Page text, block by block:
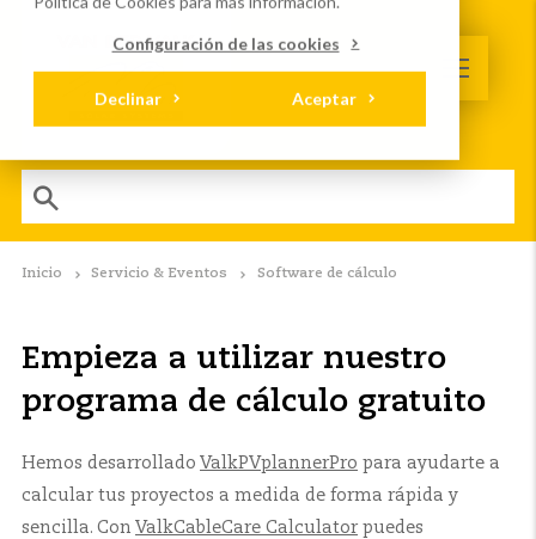
Configuración de las cookies
Aceptar
Declinar
Inicio Servicio & Eventos Software de cálculo
Empieza a utilizar nuestro
programa de cálculo gratuito
Hemos desarrollado ValkPVplannerPro para ayudarte a
calcular tus proyectos a medida de forma rápida y
sencilla. Con ValkCableCare Calculator puedes